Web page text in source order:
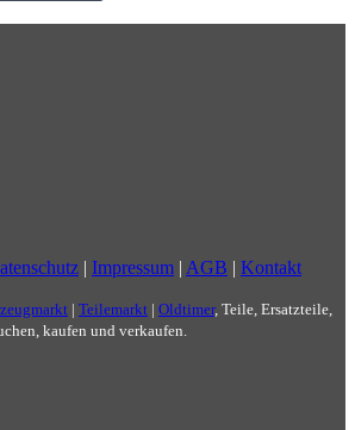
| Impressum | AGB | Kontakt
| Teilemarkt | Oldtimer, Teile, Ersatzteile,
kaufen und verkaufen.